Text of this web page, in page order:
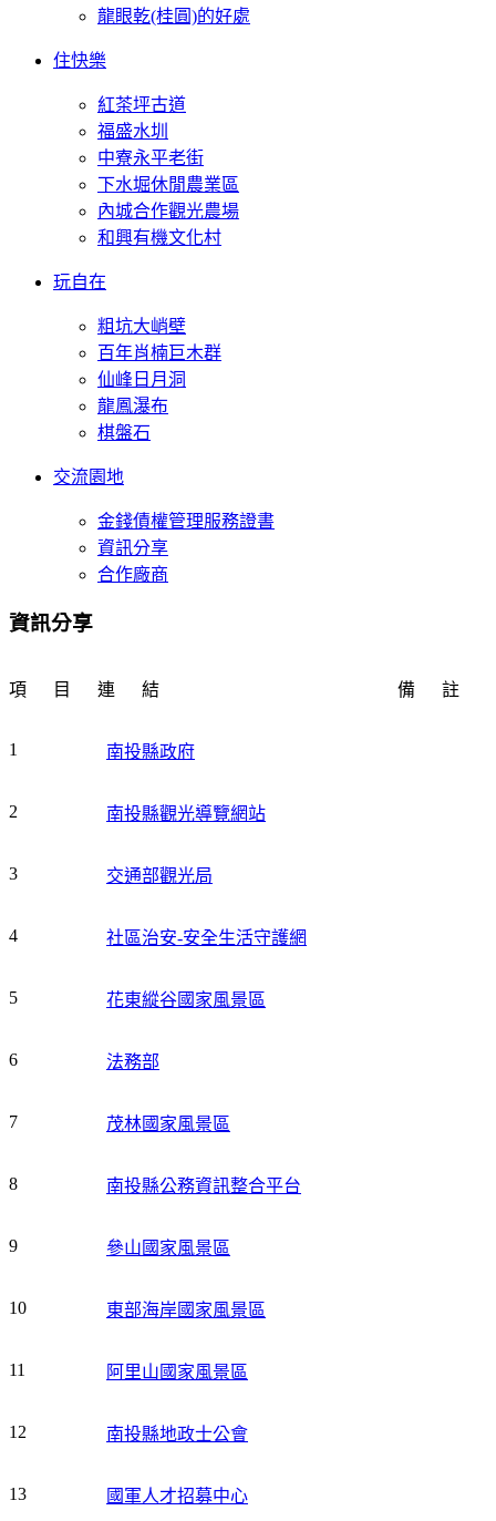
龍眼乾(桂圓)的好處
住快樂
紅茶坪古道
福盛水圳
中寮永平老街
下水堀休閒農業區
內城合作觀光農場
和興有機文化村
玩自在
粗坑大峭壁
百年肖楠巨木群
仙峰日月洞
龍鳳瀑布
棋盤石
交流園地
金錢債權管理服務證書
資訊分享
合作廠商
資訊分享
項 目 連 結 備 註
1 南投縣政府
2 南投縣觀光導覽網站
3 交通部觀光局
4 社區治安-安全生活守護網
5 花東縱谷國家風景區
6 法務部
7 茂林國家風景區
8 南投縣公務資訊整合平台
9 參山國家風景區
10 東部海岸國家風景區
11 阿里山國家風景區
12 南投縣地政士公會
13 國軍人才招募中心